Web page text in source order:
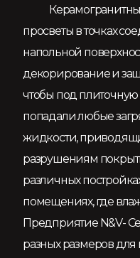
просветы в точках
напольной
декорирование и
чтобы под плиточную
попадали любые
жидкости,
разрушениям
различных
помещениях, где
Предприятие N&V-
разных размеров